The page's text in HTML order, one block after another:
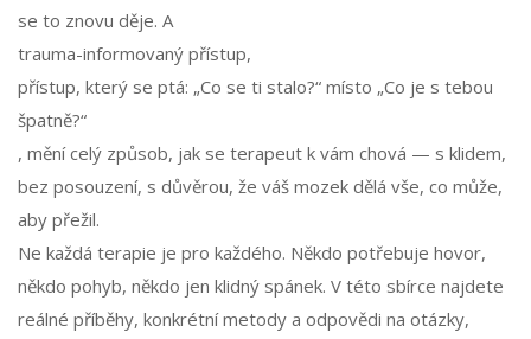
se to znovu děje. A
trauma-informovaný přístup,
přístup, který se ptá: „Co se ti stalo?“ místo „Co je s tebou
špatně?“
, mění celý způsob, jak se terapeut k vám chová — s klidem,
bez posouzení, s důvěrou, že váš mozek dělá vše, co může,
aby přežil.
Ne každá terapie je pro každého. Někdo potřebuje hovor,
někdo pohyb, někdo jen klidný spánek. V této sbírce najdete
reálné příběhy, konkrétní metody a odpovědi na otázky,